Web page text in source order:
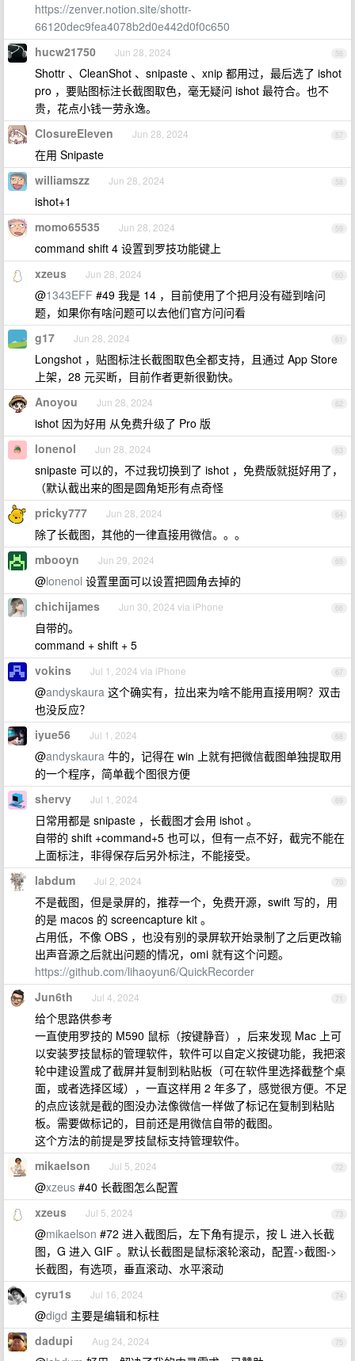
https://zenver.notion.site/shottr-
66120dec9fea4078b2d0e442d0f0c650
56
hucw21750 Jun 28, 2024
Shottr 、CleanShot 、snipaste 、xnip 都用过，最后选了 ishot
pro ，要贴图标注长截图取色，毫无疑问 ishot 最符合。也不
贵，花点小钱一劳永逸。
57
ClosureEleven Jun 28, 2024
在用 Snipaste
58
williamszz Jun 28, 2024
ishot+1
59
momo65535 Jun 28, 2024
command shift 4 设置到罗技功能键上
60
xzeus Jun 28, 2024
@1343EFF #49 我是 14 ，目前使用了个把月没有碰到啥问
题，如果你有啥问题可以去他们官方问问看
61
g17 Jun 28, 2024
Longshot ，贴图标注长截图取色全都支持，且通过 App Store
上架，28 元买断，目前作者更新很勤快。
62
Anoyou Jun 28, 2024
ishot 因为好用 从免费升级了 Pro 版
63
lonenol Jun 28, 2024
snipaste 可以的，不过我切换到了 ishot ，免费版就挺好用了，
（默认截出来的图是圆角矩形有点奇怪
64
pricky777 Jun 28, 2024
除了长截图，其他的一律直接用微信。。。
65
mbooyn Jun 29, 2024
@lonenol 设置里面可以设置把圆角去掉的
66
chichijames Jun 30, 2024 via iPhone
自带的。
command + shift + 5
67
vokins Jul 1, 2024 via iPhone
@andyskaura 这个确实有，拉出来为啥不能用直接用啊？双击
也没反应？
68
iyue56 Jul 1, 2024
@andyskaura 牛的，记得在 win 上就有把微信截图单独提取用
的一个程序，简单截个图很方便
69
shervy Jul 1, 2024
日常用都是 snipaste ，长截图才会用 ishot 。
自带的 shift +command+5 也可以，但有一点不好，截完不能在
上面标注，非得保存后另外标注，不能接受。
70
labdum Jul 2, 2024
不是截图，但是录屏的，推荐一个，免费开源，swift 写的，用
的是 macos 的 screencapture kit 。
占用低，不像 OBS ，也没有别的录屏软开始录制了之后更改输
出声音源之后就出问题的情况，omi 就有这个问题。
https://github.com/lihaoyun6/QuickRecorder
71
Jun6th Jul 4, 2024
给个思路供参考
一直使用罗技的 M590 鼠标（按键静音），后来发现 Mac 上可
以安装罗技鼠标的管理软件，软件可以自定义按键功能，我把滚
轮中建设置成了截屏并复制到粘贴板（可在软件里选择截整个桌
面，或者选择区域），一直这样用 2 年多了，感觉很方便。不足
的点应该就是截的图没办法像微信一样做了标记在复制到粘贴
板。需要做标记的，目前还是用微信自带的截图。
这个方法的前提是罗技鼠标支持管理软件。
72
mikaelson Jul 5, 2024
@xzeus #40 长截图怎么配置
73
xzeus Jul 5, 2024
@mikaelson #72 进入截图后，左下角有提示，按 L 进入长截
图，G 进入 GIF 。默认长截图是鼠标滚轮滚动，配置->截图->
长截图，有选项，垂直滚动、水平滚动
74
cyru1s Jul 16, 2024
@digd 主要是编辑和标柱
75
dadupi Aug 24, 2024